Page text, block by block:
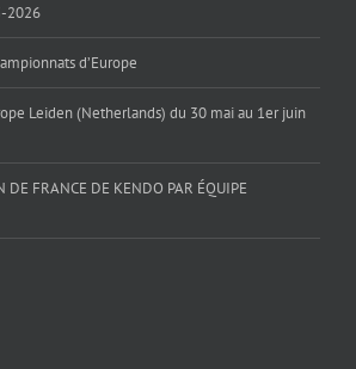
2026
d’Europe
Leiden (Netherlands) du 30 mai au 1er juin
DE FRANCE DE KENDO PAR ÉQUIPE